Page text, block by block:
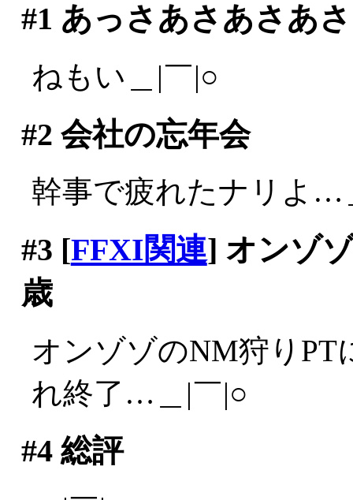
#1 あっさあさあさあ
ねもい＿|￣|○
#2 会社の忘年会
幹事で疲れたナリよ…
#3 [FFXI関連] オンゾ
歳
オンゾゾのNM狩りPT
れ終了…＿|￣|○
#4総評